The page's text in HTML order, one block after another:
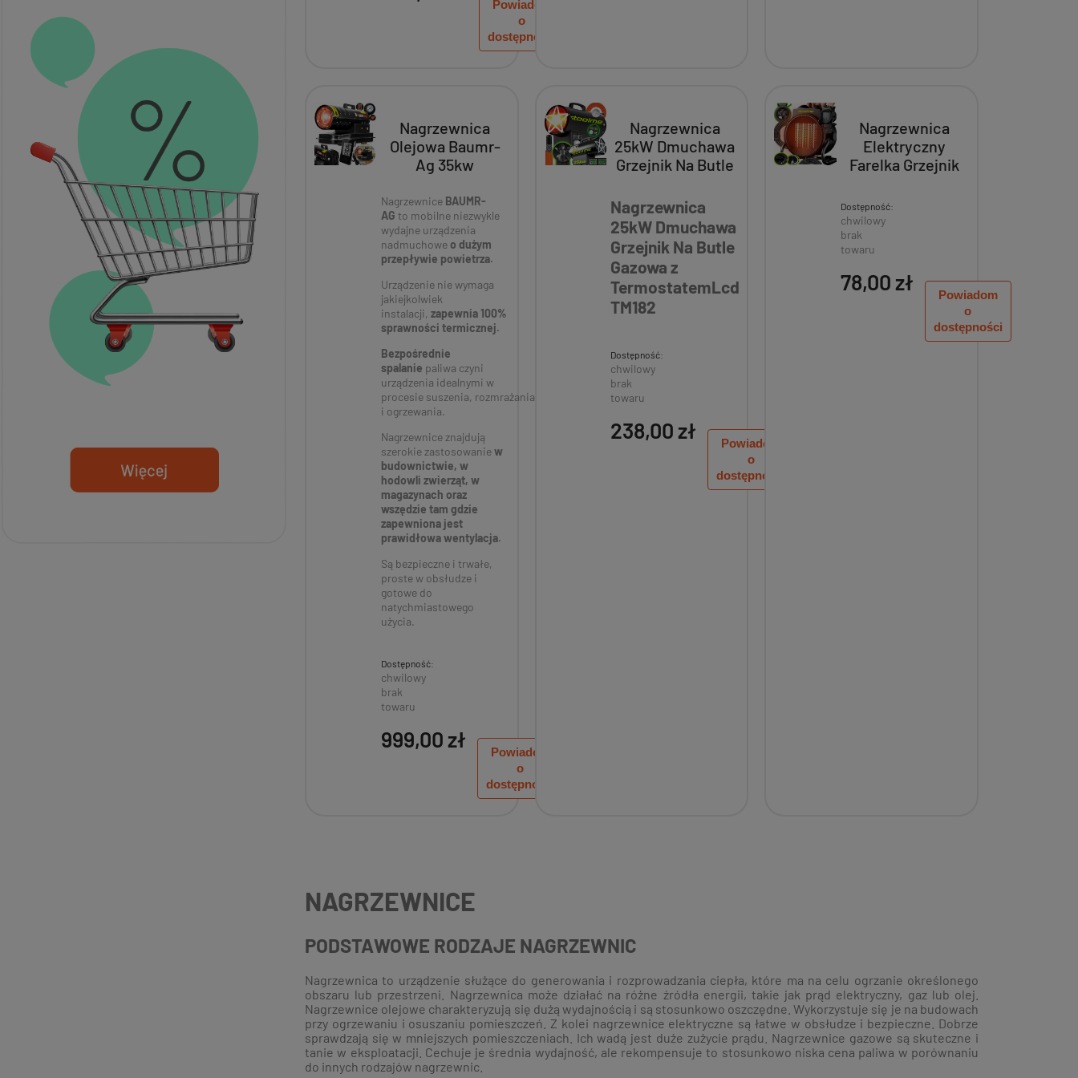
Powiadom
o
dostępności
Nagrzewnica
Olejowa Baumr-
Ag 35kw
Nagrzewnice BAUMR-
AG to mobilne niezwykle
wydajne urządzenia
nadmuchoweo dużym
przepływie powietrza.
Urządzenie nie wymaga
jakiejkolwiek
instalacji, zapewnia 100%
sprawności termicznej.
Bezpośrednie
spalanie paliwa czyni
urządzenia idealnymi w
procesie suszenia, rozmrażania
i ogrzewania.
Nagrzewnice znajdują
szerokie zastosowaniew
budownictwie, w
hodowli zwierząt, w
magazynach oraz
wszędzie tam gdzie
zapewniona jest
prawidłowa wentylacja.
Są bezpieczne i trwałe,
proste w obsłudze i
gotowe do
natychmiastowego
użycia.
Dostępność:
chwilowy
brak
towaru
999,00 zł
Powiadom
o
dostępności
Nagrzewnica
25kW Dmuchawa
Grzejnik Na Butle
TermostatemLcd
TM182
Nagrzewnica
25kW Dmuchawa
Grzejnik Na Butle
Gazowa z
TermostatemLcd
TM182
Dostępność:
chwilowy
brak
towaru
238,00 zł
Powiadom
o
dostępności
Nagrzewnica
Elektryczny
Farelka Grzejnik
Toolme 2Kw
TM187
Dostępność:
chwilowy
brak
towaru
78,00 zł
Powiadom
o
dostępności
NAGRZEWNICE
PODSTAWOWE RODZAJE NAGRZEWNIC
Nagrzewnica to urządzenie służące do generowania i rozprowadzania ciepła, które ma na celu ogrzanie określonego
obszaru lub przestrzeni. Nagrzewnica może działać na różne źródła energii, takie jak prąd elektryczny, gaz lub olej.
Nagrzewnice olejowe charakteryzują się dużą wydajnością i są stosunkowo oszczędne. Wykorzystuje się je na budowach
przy ogrzewaniu i osuszaniu pomieszczeń. Z kolei nagrzewnice elektryczne są łatwe w obsłudze i bezpieczne. Dobrze
sprawdzają się w mniejszych pomieszczeniach. Ich wadą jest duże zużycie prądu. Nagrzewnice gazowe są skuteczne i
tanie w eksploatacji. Cechuje je średnia wydajność, ale rekompensuje to stosunkowo niska cena paliwa w porównaniu
do innych rodzajów nagrzewnic.